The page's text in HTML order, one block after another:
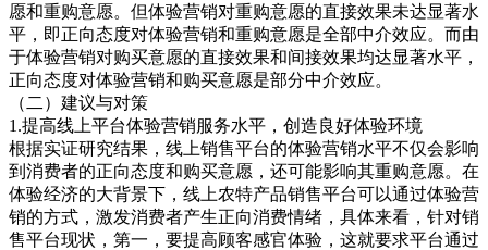
愿和重购意愿。但体验营销对重购意愿的直接效果未达显著水
平，即正向态度对体验营销和重购意愿是全部中介效应。而由
于体验营销对购买意愿的直接效果和间接效果均达显著水平，
正向态度对体验营销和购买意愿是部分中介效应。
（二）建议与对策
1.提高线上平台体验营销服务水平，创造良好体验环境
根据实证研究结果，线上销售平台的体验营销水平不仅会影响
到消费者的正向态度和购买意愿，还可能影响其重购意愿。在
体验经济的大背景下，线上农特产品销售平台可以通过体验营
销的方式，激发消费者产生正向消费情绪，具体来看，针对销
售平台现状，第一，要提高顾客感官体验，这就要求平台通过